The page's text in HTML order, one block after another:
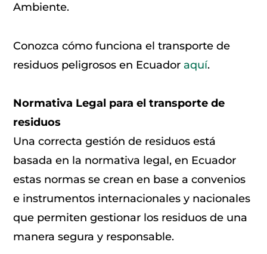
Ambiente.
Conozca cómo funciona el transporte de
residuos peligrosos en Ecuador aquí.
Normativa Legal para el transporte de
residuos
Una correcta gestión de residuos está
basada en la normativa legal, en Ecuador
estas normas se crean en base a convenios
e instrumentos internacionales y nacionales
que permiten gestionar los residuos de una
manera segura y responsable.